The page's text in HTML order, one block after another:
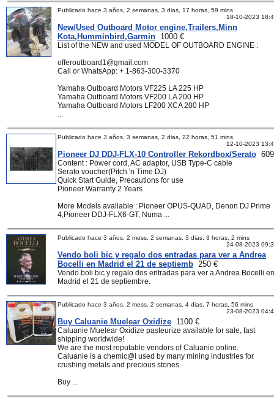
Publicado hace 3 años, 2 semanas, 3 dias, 17 horas, 59 mins
18-10-2023
New/Used Outboard Motor engine,Trailers,Minn
Kota,Humminbird,Garmin 1000 €
List of the NEW and used MODEL OF OUTBOARD ENGINE :
offeroutboard1@gmail.com
Call or WhatsApp: + 1-863-300-3370
Yamaha Outboard Motors VF225 LA 225 HP
Yamaha Outboard Motors VF200 LA 200 HP
Yamaha Outboard Motors LF200 XCA 200 HP
...
Publicado hace 3 años, 3 semanas, 2 dias, 22 horas, 51 mins
12-10-2023
Pioneer DJ DDJ-FLX-10 Controller Rekordbox/Serato
Content : Power cord, AC adaptor, USB Type-C cable
Serato voucher(Pitch 'n Time DJ)
Quick Start Guide, Precautions for use
Pioneer Warranty 2 Years
More Models available : Pioneer OPUS-QUAD, Denon DJ Prime
4,Pioneer DDJ-FLX6-GT, Numa ...
Publicado hace 3 años, 2 mess, 2 semanas, 3 dias, 3 horas, 2 mins
24-08-2023
Vendo boli bic y regalo dos entradas para ver a Andrea
Bocelli en Madrid el 21 de septiemb 250 €
Vendo boli bic y regalo dos entradas para ver a Andrea Bocelli en
Madrid el 21 de septiembre.
Publicado hace 3 años, 2 mess, 2 semanas, 4 dias, 7 horas, 56 mins
23-08-2023
Buy Caluanie Muelear Oxidize 1100 €
Caluanie Muelear Oxidize pasteurize available for sale, fast
shipping worldwide!
We are the most reputable vendors of Caluanie online.
Caluanie is a chemic@l used by many mining industries for
crushing metals and precious stones.
Buy ...